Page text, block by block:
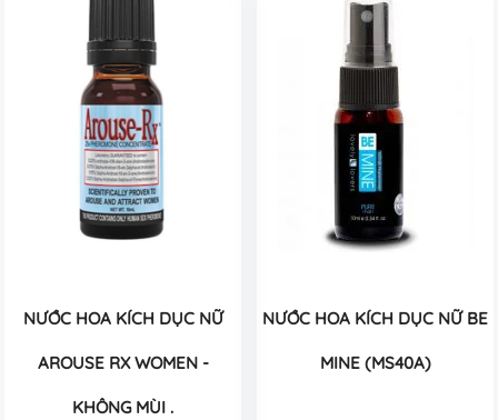
NƯỚC HOA KÍCH DỤC NỮ
AROUSE RX WOMEN -
KHÔNG MÙI .
NƯỚC HOA KÍCH DỤC NỮ BE
MINE (MS40A)